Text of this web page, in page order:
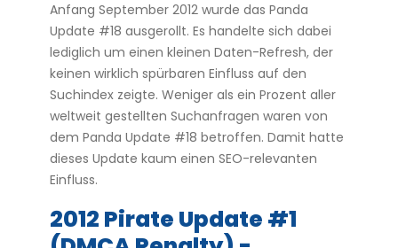
Anfang September 2012 wurde das Panda
Update #18 ausgerollt. Es handelte sich dabei
lediglich um einen kleinen Daten-Refresh, der
keinen wirklich spürbaren Einfluss auf den
Suchindex zeigte. Weniger als ein Prozent aller
weltweit gestellten Suchanfragen waren von
dem Panda Update #18 betroffen. Damit hatte
dieses Update kaum einen SEO-relevanten
Einfluss.
2012 Pirate Update #1